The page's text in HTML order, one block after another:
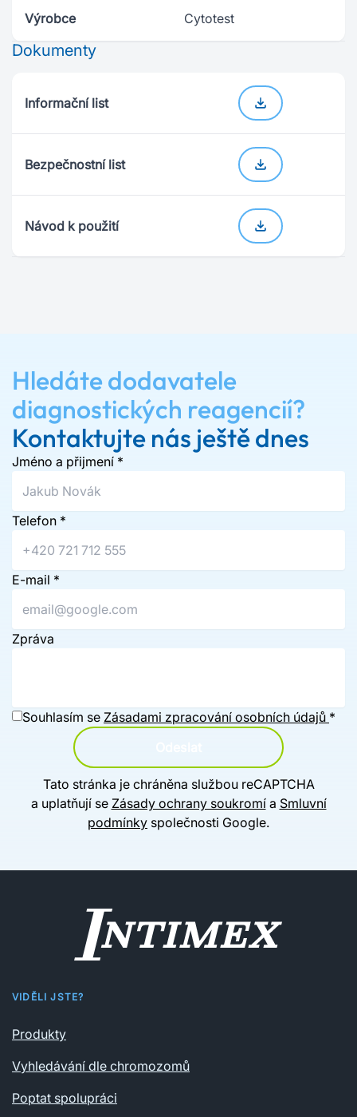
Výrobce Cytotest
Dokumenty
Informační list
Bezpečnostní list
Návod k použití
Hledáte dodavatele
diagnostických reagencií?
Kontaktujte nás ještě dnes
Jméno a přijmení *
Telefon *
E-mail *
Zpráva
Souhlasím se Zásadami zpracování osobních údajů *
Tato stránka je chráněna službou reCAPTCHA
a uplatňují se Zásady ochrany soukromía Smluvní
podmínky společnosti Google.
VIDĚLI JSTE?
Produkty
Vyhledávání dle chromozomů
Poptat spolupráci